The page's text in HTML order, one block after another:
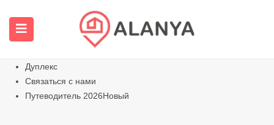
Все виды недвижимости
Горячий
Дуплекс
Связаться с нами
Путеводитель 2026Новый